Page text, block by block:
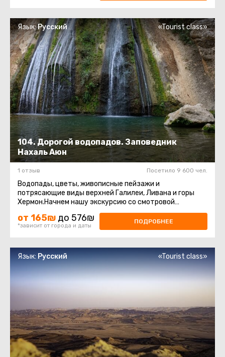
104. Дорогой водопадов. Заповедник
Нахаль Аюн
Язык:Русский «Tourist class»
1 отзыв Посетило 9 600 чел.
Водопады, цветы, живописные пейзажи и
потрясающие виды верхней Галилеи, Ливана и горы
Хермон.Начнем нашу экскурсию со смотровой
площадки, посмотрим на красавицу Метулу ...
от 165₪ до 576₪
*зависит от города и даты
ПОДРОБНЕЕ
Язык:Русский «Tourist class»